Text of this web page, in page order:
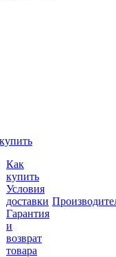
Как
купить
Условия
доставки
Гарантия
и
возврат
товара